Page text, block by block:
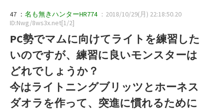
47 ： 名も無きハンターHR774 ：2018/10/29(月) 22:18:50.20
ID:Nwg/8ws3x.net[1/2]
PC勢でマムに向けてライトを練習した
いのですが、練習に良いモンスターは
どれでしょうか？
今はライトニングブリッツとホーネス
ダオラを作って、突進に慣れるために